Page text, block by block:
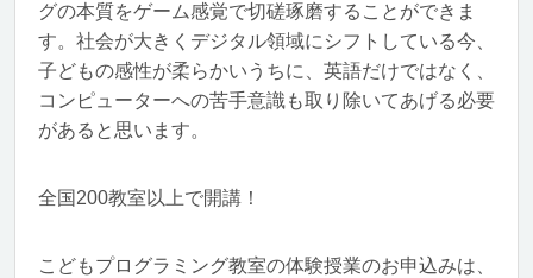
グの本質をゲーム感覚で切磋琢磨することができま
す。社会が大きくデジタル領域にシフトしている今、
子どもの感性が柔らかいうちに、英語だけではなく、
コンピューターへの苦手意識も取り除いてあげる必要
があると思います。
全国200教室以上で開講！
こどもプログラミング教室の体験授業のお申込みは、